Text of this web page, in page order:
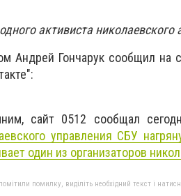
активиста
Андрей Гончарук сообщил на
сайт 0512 сообщал
управления СБУ
один из организаторов
помилку, виділіть необхідний текст і